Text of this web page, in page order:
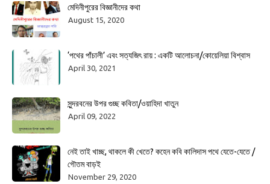
মেদিনীপুরের বিজ্ঞানীদের কথা
August 15, 2020
‘পথের পাঁচালী’ এবং সত্যজিৎ রায় : একটি আলোচনা/কোয়েলিয়া বিশ্বাস
April 30, 2021
সুন্দরবনের উপর গুচ্ছ কবিতা/ওয়াহিদা খাতুন
April 09, 2022
নেই তাই খাচ্ছ, থাকলে কী খেতে? কহেন কবি কালিদাস পথে যেতে-যেতে /
গৌতম বাড়ই
November 29, 2020